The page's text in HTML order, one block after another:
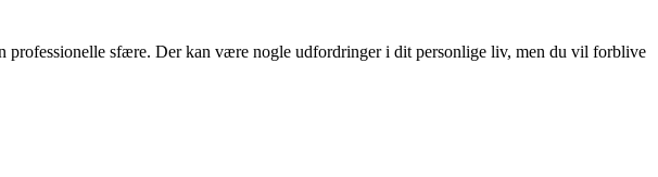
sfære. Der kan være nogle udfordringer i dit personlige liv, men du vil forblive